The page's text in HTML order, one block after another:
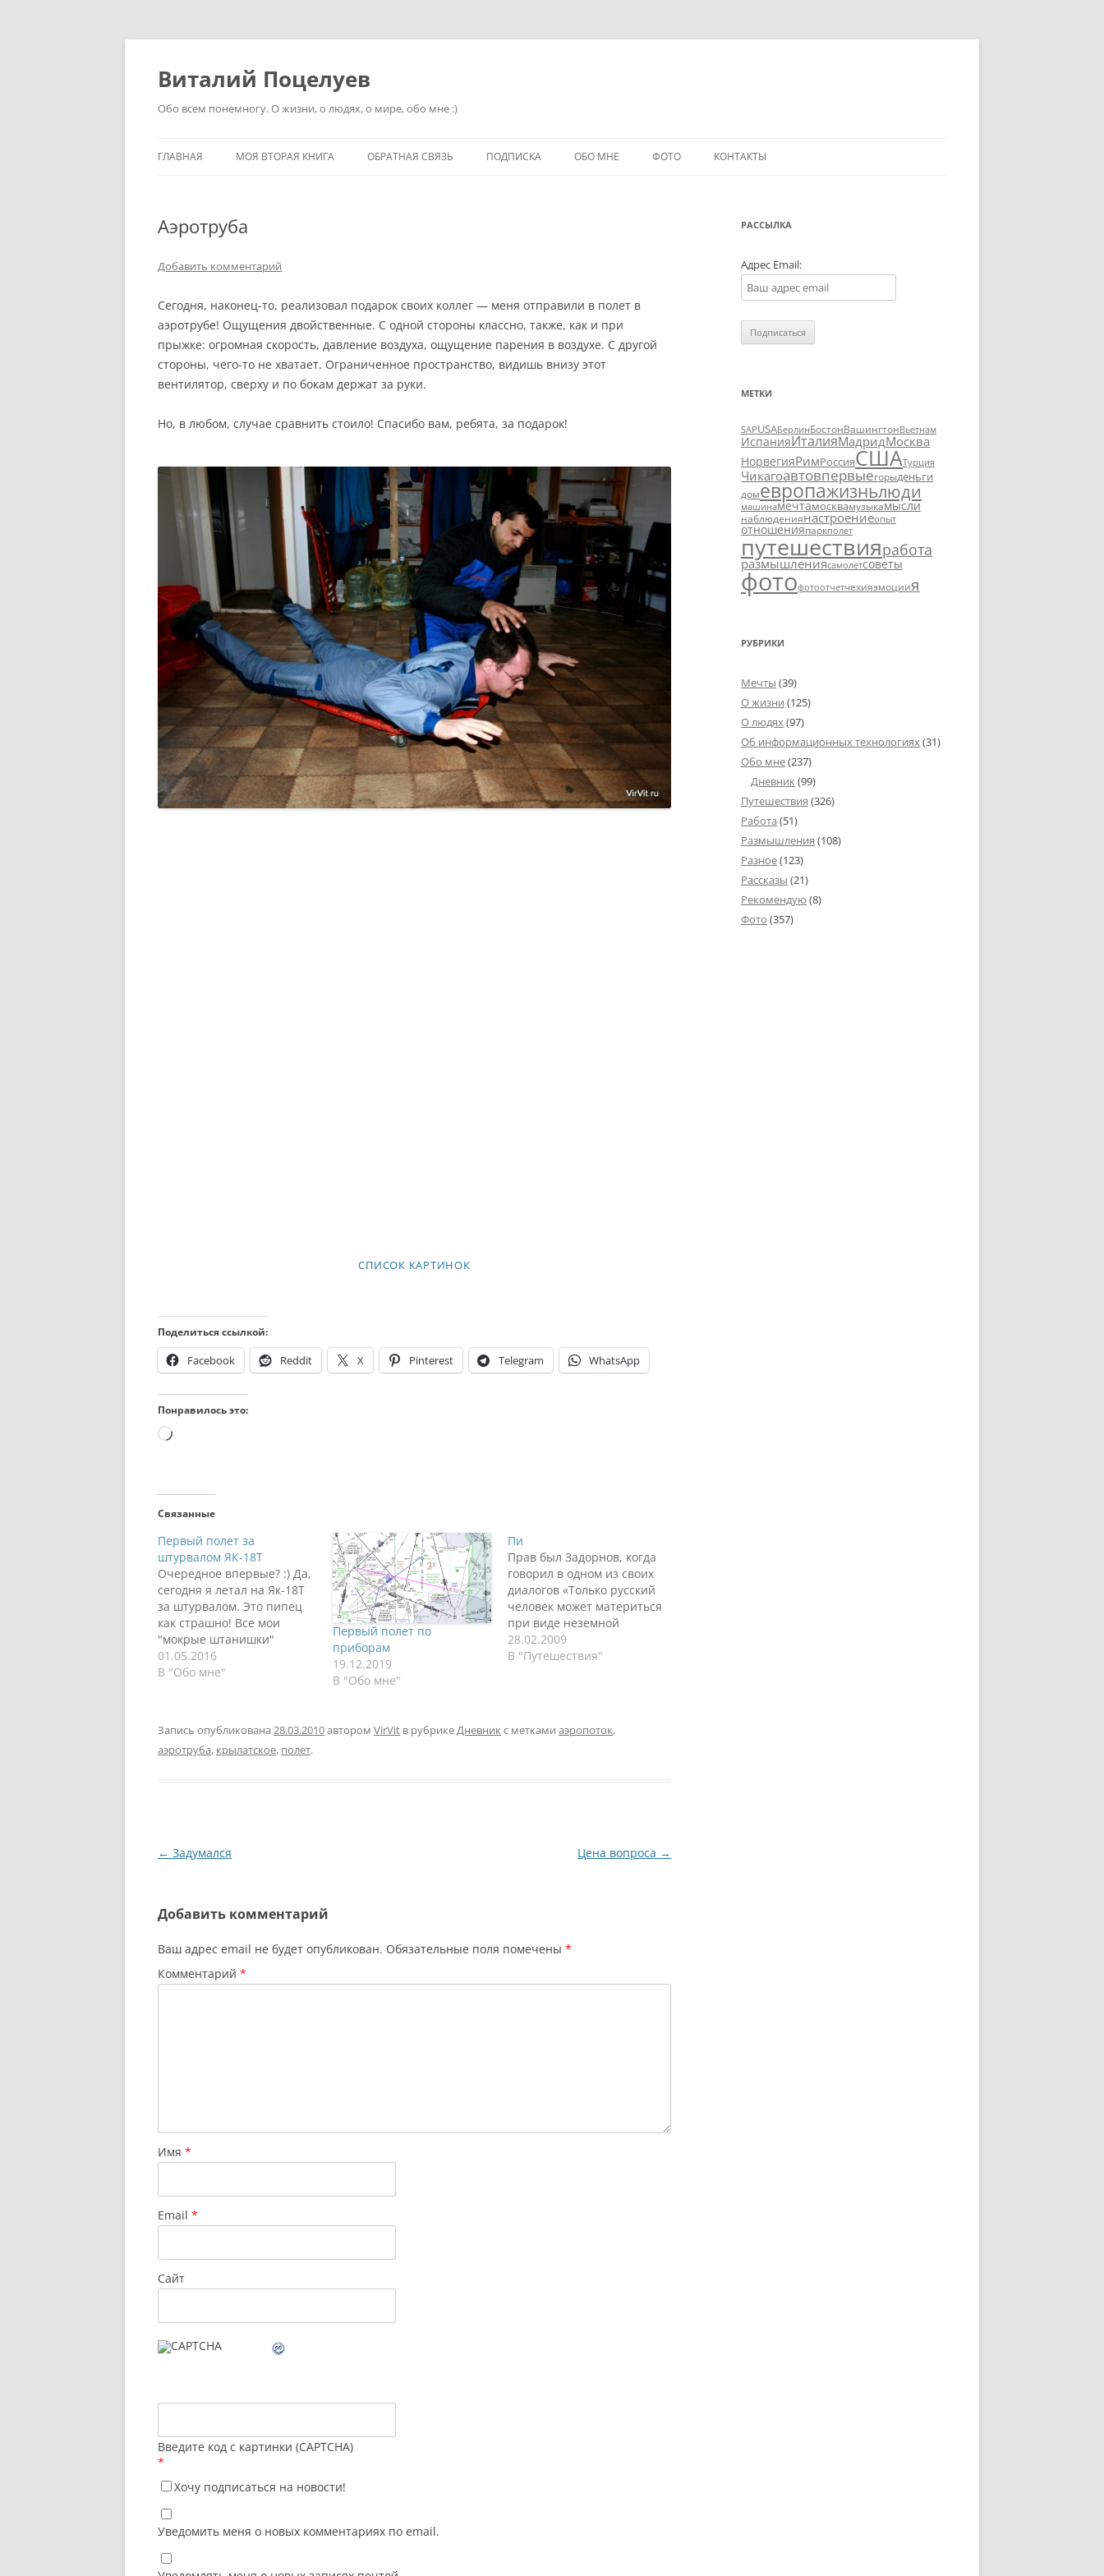
Перейти
Виталий Поцелуев
Обо всем понемногу. О жизни, о людях, о мире, обо мне :)
ГЛАВНАЯ МОЯ ВТОРАЯ КНИГА ОБРАТНАЯ СВЯЗЬ ПОДПИСКА ОБО МНЕ ФОТО КОНТАКТЫ
Аэротруба
Добавить комментарий
Сегодня, наконец-то, реализовал подарок своих коллег — меня отправили в полет в
аэротрубе! Ощущения двойственные. С одной стороны классно, также, как и при
прыжке: огромная скорость, давление воздуха, ощущение парения в воздухе. С другой
стороны, чего-то не хватает. Ограниченное пространство, видишь внизу этот
вентилятор, сверху и по бокам держат за руки.
Но, в любом, случае сравнить стоило! Спасибо вам, ребята, за подарок!
СПИСОК КАРТИНОК
Поделиться ссылкой:
Facebook Reddit X Pinterest Telegram WhatsApp
Понравилось это:
Загрузка…
Связанные
Первый полет за
штурвалом ЯК-18Т
Очередное впервые? :) Да,
сегодня я летал на Як-18Т
за штурвалом. Это пипец
как страшно! Все мои
"мокрые штанишки"
случились благодаря моим
бойцам из департамента
полета на ЯК-18Т за
штурвалом. И спустя
01.05.2016
В "Обо мне"
Первый полет по
приборам
19.12.2019
В "Обо мне"
Пи
Прав был Задорнов, когда
говорил в одном из своих
диалогов «Только русский
человек может материться
при виде неземной
красоты». Как-то так. Вот и
у меня была одна фраза на
завершена, посадочные
28.02.2009
В "Путешествия"
Запись опубликована 28.03.2010автором VirVit в рубрикеДневникс метками аэропоток,
аэротруба, крылатское, полет.
Навигация
← Задумался Цена вопроса →
Добавить комментарий
Ваш адрес email не будет опубликован. Обязательные поля помечены *
Комментарий *
Имя *
Email *
Сайт
Введите код с картинки (CAPTCHA)
*
Хочу подписаться на новости!
Уведомить меня о новых комментариях по email.
РАССЫЛКА
Адрес Email:
МЕТКИ
SAPUSAБерлинБостонВашингтонВьетнам
ИспанияИталияМадридМосква
НорвегияРимРоссияСШАТурция
Чикагоавтовпервыегорыденьги
домевропажизньлюди
машинамечтамосквамузыкамысли
наблюдениянастроениеопыт
отношенияпаркполет
путешествияработа
размышлениясамолетсоветы
фотофотоотчетчехияэмоциия
РУБРИКИ
Мечты (39)
О жизни (125)
О людях(97)
Об информационных технологиях(31)
Обо мне(237)
Дневник(99)
Путешествия (326)
Работа (51)
Размышления (108)
Разное(123)
Рассказы (21)
Рекомендую (8)
Фото (357)